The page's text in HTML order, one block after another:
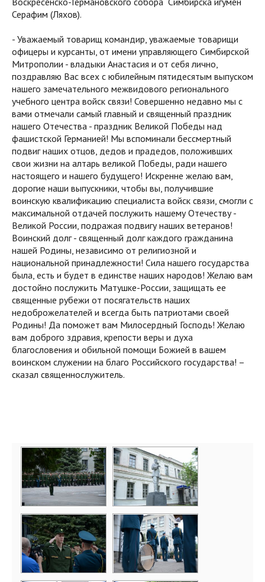
Серафим (Ляхов).
- Уважаемый товарищ командир, уважаемые товарищи
офицеры и курсанты, от имени управляющего Симбирской
Митрополии - владыки Анастасия и от себя лично,
поздравляю Вас всех с юбилейным пятидесятым выпуском
нашего замечательного межвидового регионального
учебного центра войск связи! Совершенно недавно мы с
вами отмечали самый главный и священный праздник
нашего Отечества - праздник Великой Победы над
фашистской Германией! Мы вспоминали бессмертный
подвиг наших отцов, дедов и прадедов, положивших
свои жизни на алтарь великой Победы, ради нашего
настоящего и нашего будущего! Искренне желаю вам,
дорогие наши выпускники, чтобы вы, получившие
воинскую квалификацию специалиста войск связи, смогли с
максимальной отдачей послужить нашему Отечеству -
Великой России, подражая подвигу наших ветеранов!
Воинский долг - священный долг каждого гражданина
нашей Родины, независимо от религиозной и
национальной принадлежности! Сила нашего государства
была, есть и будет в единстве наших народов! Желаю вам
достойно послужить Матушке-России, защищать ее
священные рубежи от посягательств наших
недоброжелателей и всегда быть патриотами своей
Родины! Да поможет вам Милосердный Господь! Желаю
вам доброго здравия, крепости веры и духа
благословения и обильной помощи Божией в вашем
воинском служении на благо Российского государства! –
сказал священнослужитель.